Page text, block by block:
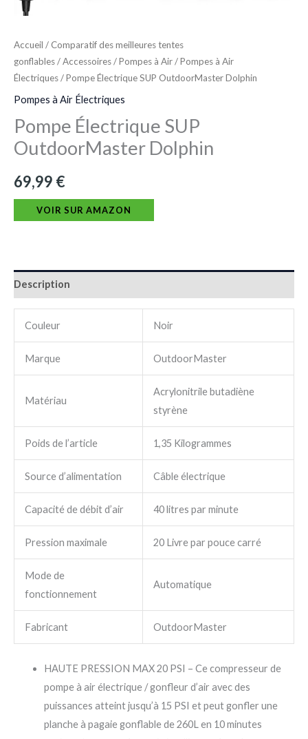
Accueil / Comparatif des meilleures tentes
gonflables/Accessoires/Pompes à Air/Pompes à Air
Électriques/ Pompe Électrique SUP OutdoorMaster Dolphin
Pompes à Air Électriques
Pompe Électrique SUP
OutdoorMaster Dolphin
69,99 €
VOIR SUR AMAZON
Description
Couleur Noir
Marque OutdoorMaster
Matériau
Acrylonitrile butadiène
styrène
Poids de l’article 1,35 Kilogrammes
Source d’alimentation Câble électrique
Capacité de débit d’air 40 litres par minute
Pression maximale 20 Livre par pouce carré
Mode de
fonctionnement
Automatique
Fabricant OutdoorMaster
HAUTE PRESSION MAX 20 PSI – Ce compresseur de
pompe à air électrique / gonfleur d’air avec des
puissances atteint jusqu’à 15 PSI et peut gonfler une
planche à pagaie gonflable de 260L en 10 minutes